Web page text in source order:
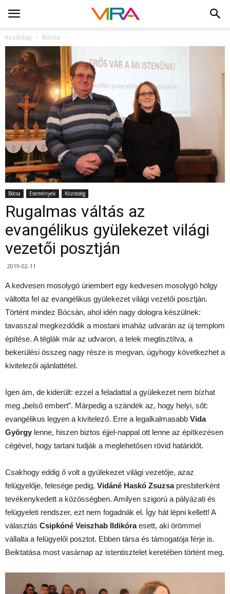
Kezdőlap Bócsa
Bócsa Események Közösség
Rugalmas váltás az
evangélikus gyülekezet világi
vezetői posztján
2019-02-11
A kedvesen mosolygó úriembert egy kedvesen mosolygó hölgy
váltotta fel az evangélikus gyülekezet világi vezetői posztján.
Történt mindez Bócsán, ahol idén nagy dologra készülnek:
tavasszal megkezdődik a mostani imaház udvarán az új templom
építése. A téglák már az udvaron, a telek megtisztítva, a
bekerülési összeg nagy része is megvan, úgyhogy következhet a
kivitelezői ajánlattétel.
Igen ám, de kiderült: ezzel a feladattal a gyülekezet nem bízhat
meg „belső embert”. Márpedig a szándék az, hogy helyi, sőt:
evangélikus legyen a kivitelező. Erre a legalkalmasabb Vida
György lenne, hiszen biztos éjjel-nappal ott lenne az építkezésen
cégével, hogy tartani tudják a meglehetősen rövid határidőt.
Csakhogy eddig ő volt a gyülekezet világi vezetője, azaz
felügyelője, felesége pedig, Vidáné Haskó Zsuzsapresbiterként
tevékenykedett a közösségben. Amilyen szigorú a pályázati és
felügyeleti rendszer, ezt nem fogadnák el. Így hát lépni kellett! A
választás Csipkóné Veiszhab Ildikóraesett, aki örömmel
vállalta a felügyelői posztot. Ebben társa és támogatója férje is.
Beiktatása most vasárnap az istentisztelet keretében történt meg.